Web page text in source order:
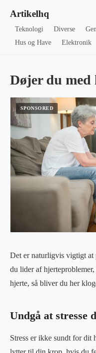
Artikelhq
Teknologi Diverse
Hus og Have
Elektronik
Døjer du med
Det er naturligvis vigtigt at
du lider af
hjerte, så bliver du her
Undgå at stresse
Stress er ikke sundt for dit